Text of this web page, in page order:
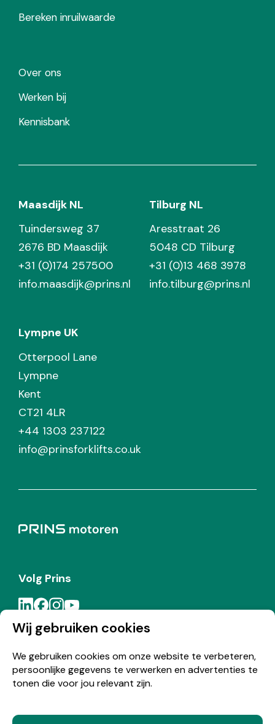
Wij gebruiken cookies
We gebruiken cookies om onze website te verbeteren,
persoonlijke gegevens te verwerken en advertenties te
tonen die voor jou relevant zijn.
Bereken inruilwaarde
Over ons
Werken bij
Kennisbank
Maasdijk NL
Tuindersweg 37
2676 BD Maasdijk
+31 (0)174 257500
info.maasdijk@prins.nl
Tilburg NL
Aresstraat 26
5048 CD Tilburg
+31 (0)13 468 3978
info.tilburg@prins.nl
Lympne UK
Otterpool Lane
Lympne
Kent
CT21 4LR
+44 1303 237122
info@prinsforklifts.co.uk
Volg Prins
Meld je aan voor de Prins nieuwsbrief